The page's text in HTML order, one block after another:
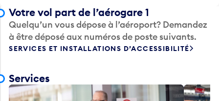
Votre vol part de l’aérogare 1
Quelqu’un vous dépose à l’aéroport? Demandez
à être déposé aux numéros de poste suivants.
SERVICES ET INSTALLATIONS D’ACCESSIBILITÉ
Services